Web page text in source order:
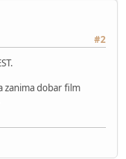
#2
zanima dobar film